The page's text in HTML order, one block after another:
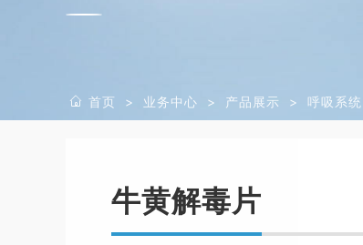
首页 > 业务中心 > 产品展示 > 呼吸系统
牛黄解毒片